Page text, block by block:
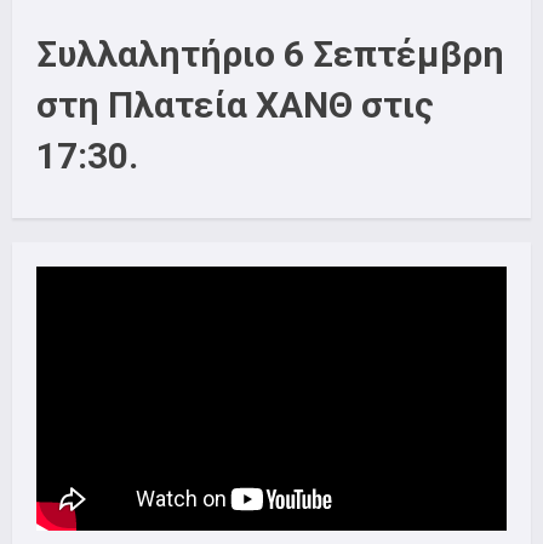
Συλλαλητήριο 6 Σεπτέμβρη
στη Πλατεία ΧΑΝΘ στις
17:30.